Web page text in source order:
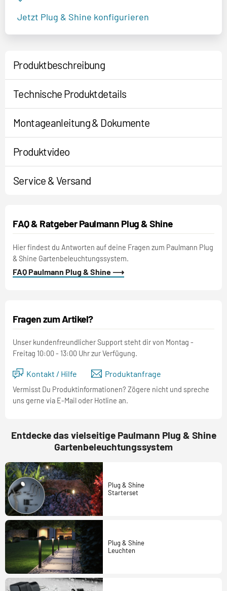
Jetzt Plug & Shine konfigurieren
Entdecke das vielseitige Paulmann Plug & Shine
Gartenbeleuchtungssystem
Plug & Shine
Starterset
Plug & Shine
Leuchten
Produktbeschreibung
Technische Produktdetails
Montageanleitung & Dokumente
Produktvideo
Service & Versand
FAQ & Ratgeber Paulmann Plug & Shine
Hier findest du Antworten auf deine Fragen zum Paulmann Plug
& Shine Gartenbeleuchtungssystem.
FAQ Paulmann Plug & Shine ⟶
Fragen zum Artikel?
Unser kundenfreundlicher Support steht dir von Montag -
Freitag 10:00 - 13:00 Uhr zur Verfügung.
Kontakt / Hilfe Produktanfrage
Vermisst Du Produktinformationen? Zögere nicht und spreche
uns gerne via E-Mail oder Hotline an.